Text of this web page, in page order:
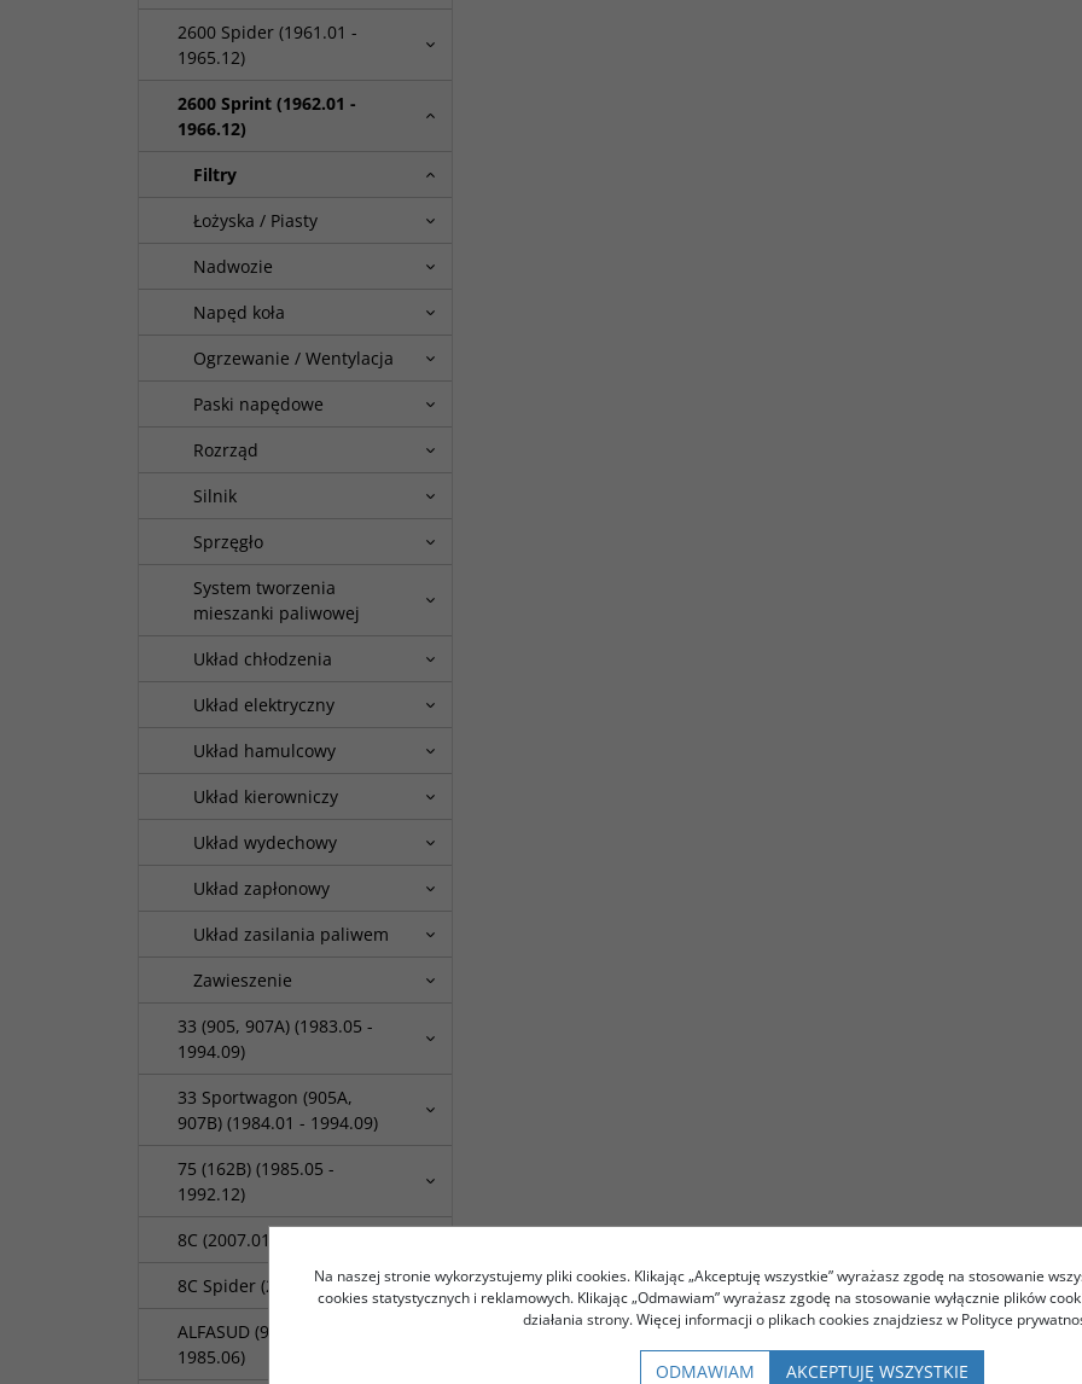
2600 Spider (1961.01 -
1965.12)
2600 Sprint (1962.01 -
1966.12)
Filtry
Łożyska / Piasty
Nadwozie
Napęd koła
Ogrzewanie / Wentylacja
Paski napędowe
Rozrząd
Silnik
Sprzęgło
System tworzenia
mieszanki paliwowej
Układ chłodzenia
Układ elektryczny
Układ hamulcowy
Układ kierowniczy
Układ wydechowy
Układ zapłonowy
Układ zasilania paliwem
Zawieszenie
33 (905, 907A) (1983.05 -
1994.09)
33 Sportwagon (905A,
907B) (1984.01 - 1994.09)
75 (162B) (1985.05 -
1992.12)
8C (2007.01 - )
8C Spider (2008.01 - )
ALFASUD (901)(1972.06 -
1985.06)
Na naszej stronie wykorzystujemy pliki cookies. Klikając „Akceptuję wszystkie” wyrażasz zgodę na stosowanie
cookies statystycznych i reklamowych. Klikając „Odmawiam” wyrażasz zgodę na stosowanie wyłącznie plików
działania strony. Więcej informacji o plikach cookies znajdziesz w Polityce
ODMAWIAM AKCEPTUJĘ WSZYSTKIE